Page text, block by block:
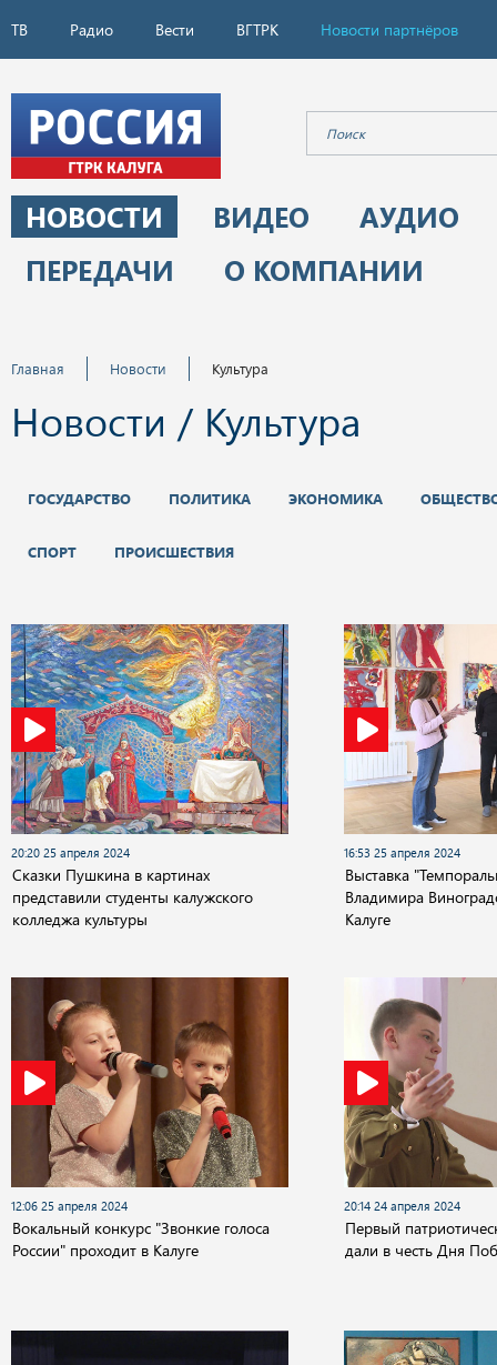
ТВ Радио Вести ВГТРК Новости партнёров
НОВОСТИ ВИДЕО
АУДИО
ПЕРЕДАЧИ
О КОМПАНИИ
Главная Новости Культура
Новости / Культура
ГОСУДАРСТВО ПОЛИТИКА ЭКОНОМИКА
СПОРТ ПРОИСШЕСТВИЯ
20:20 25 апреля 2024
Сказки Пушкина в картинах
представили студенты калужского
колледжа культуры
16:53 25 апреля 2024
Выставка
Владимира
Калуге
12:06 25 апреля 2024
Вокальный конкурс "Звонкие голоса
России" проходит в Калуге
20:14 24 апреля 2024
Первый
дали в честь Дня